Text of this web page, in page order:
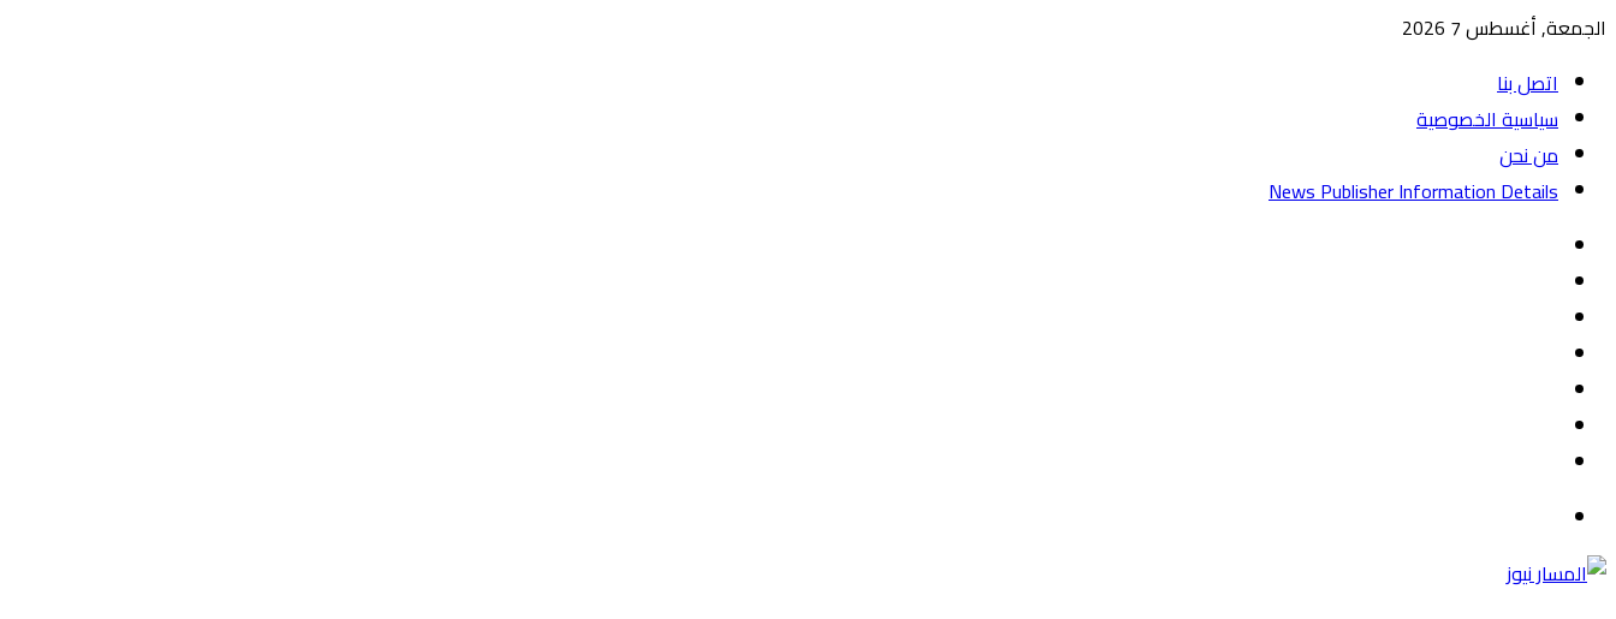
الجمعة, أغسطس 7 2026
اتصل بنا
سياسية الخصوصية
من نحن
News Publisher Information Details